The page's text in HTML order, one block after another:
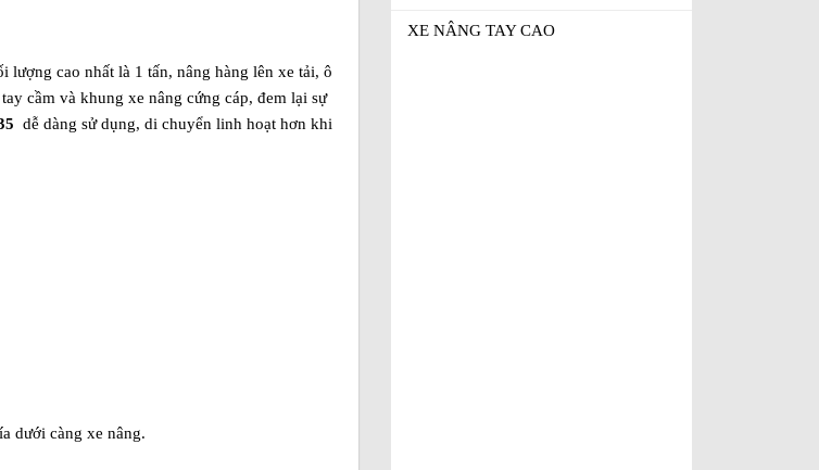
lượng cao nhất là 1 tấn, nâng hàng lên xe tải, ô
cầm và khung xe nâng cứng cáp, đem lại sự
dễ dàng sử dụng, di chuyển linh hoạt hơn khi
dưới càng xe nâng.
XE NÂNG TAY CAO